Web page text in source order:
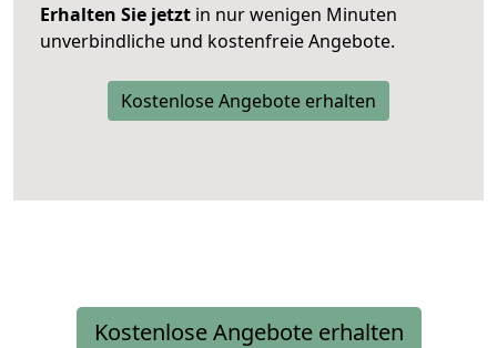
Erhalten Sie jetzt in nur wenigen Minuten
unverbindliche und kostenfreie Angebote.
Kostenlose Angebote erhalten
Kostenlose Angebote erhalten